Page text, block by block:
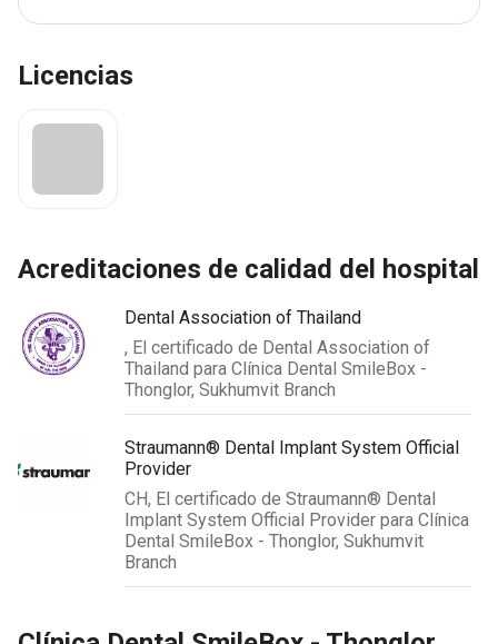
Licencias
acreditaciones de calidad del hospital
Dental Association of Thailand
, El certificado de Dental Association of
Thailand para Clínica Dental SmileBox -
Thonglor, Sukhumvit Branch
Straumann® Dental Implant System Official
Provider
CH, El certificado de Straumann® Dental
Implant System Official Provider para Clínica
Dental SmileBox - Thonglor, Sukhumvit
Branch